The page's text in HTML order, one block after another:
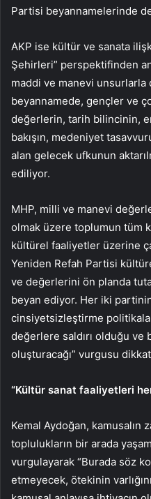
Partisi beyannamelerinde
AKP ise kültür ve sanata
Şehirleri” perspektifinden
maddi ve manevi
beyannamede, gençler ve
değerlerin, tarih bilincinin,
bakışın, medeniyet
alan gelecek ufkunun
ediliyor.
MHP, milli ve manevi
olmak üzere toplumun tüm
kültürel faaliyetler üzerine
Yeniden Refah Partisi
ve değerlerini ön planda
beyan ediyor. Her iki
cinsiyetsizleştirme
değerlere saldırı olduğu ve
oluşturacağı” vurgusu
“Kültür sanat faaliyetleri
Kemal Aydoğan,
toplulukların bir arada
vurgulayarak “Burada söz
etmeyecek, ötekinin